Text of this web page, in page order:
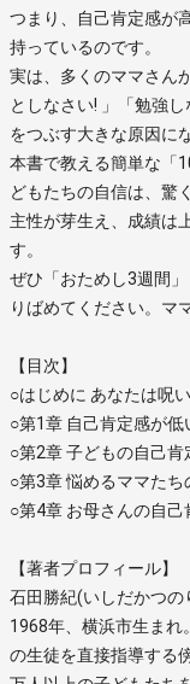
つまり、自己肯定感が
持っているのです。
実は、多くのママさん
としなさい! 」「勉強
をつぶす大きな原因に
本書で教える簡単な「
どもたちの自信は、驚
主性が芽生え、成績は
す。
ぜひ「おためし3週間
りばめてください。マ
【目次】
○はじめに あなたは呪
○第1章 自己肯定感が
○第2章 子どもの自己
○第3章 悩めるママたち
○第4章 お母さんの自
【著者プロフィール】
石田勝紀(いしだかつの
1968年、横浜市生まれ
の生徒を直接指導する